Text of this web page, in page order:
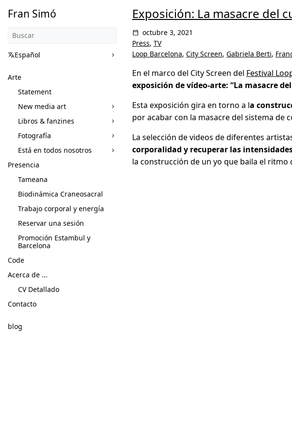
Fran Simó
Español
Arte
Statement
New media art
Libros & fanzines
Fotografía
Está en todos nosotros
Presencia
Tameana
Biodinámica Craneosacral
Trabajo corporal y energía
Reservar una sesión
Promoción Estambul y
Barcelona
Code
Acerca de ...
CV Detallado
Contacto
blog
Exposición: La masacre del
octubre 3, 2021
Press, TV
Loop Barcelona, City Screen, Gabriela Berti,
En el marco del City Screen del Festival
exposición de vídeo-arte: “La masacre
Esta exposición gira en torno a la
por acabar con la masacre del sistema de
La selección de videos de diferentes
corporalidad y recuperar las
la construcción de un yo que baila el